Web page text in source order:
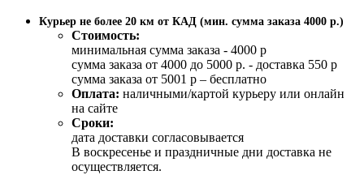
Курьер не более 20 км от КАД (мин. сумма заказа 4000 р.)
Стоимость:
минимальная сумма заказа - 4000 р
сумма заказа от 4000 до 5000 р. - доставка 550 р
сумма заказа от 5001 р – бесплатно
Оплата: наличными/картой курьеру или онлайн
на сайте
Сроки:
дата доставки согласовывается
В воскресенье и праздничные дни доставка не
осуществляется.